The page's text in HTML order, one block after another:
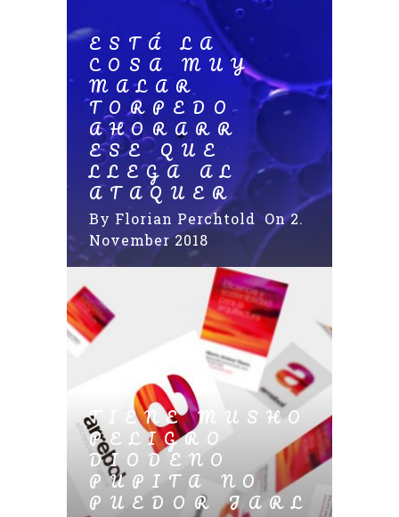
ESTÁ LA
COSA MUY
MALAR
TORPEDO
AHORARR
ESE QUE
LLEGA AL
ATAQUER
By Florian Perchtold On 2.
November 2018
TIENE MUSHO
PELIGRO
DIODENO
PUPITA NO
PUEDOR JARL